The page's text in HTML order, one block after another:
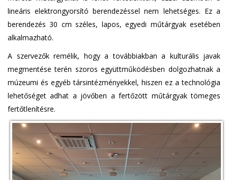
lineáris elektrongyorsító berendezéssel nem lehetséges. Ez a
berendezés 30 cm széles, lapos, egyedi műtárgyak esetében
alkalmazható.
A szervezők remélik, hogy a továbbiakban a kulturális javak
megmentése terén szoros együttműködésben dolgozhatnak a
múzeumi és egyéb társintézményekkel, hiszen ez a technológia
lehetőséget adhat a jövőben a fertőzött műtárgyak tömeges
fertőtlenítésre.